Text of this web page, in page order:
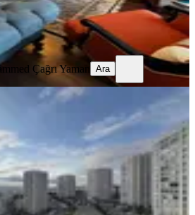
Çağrı Yaman
Çağrı Yaman Ara
Toki 6.kat Satılık Daire
Altıağaç Mahallesi
m²· 6. Kat 23.06.2026
₺